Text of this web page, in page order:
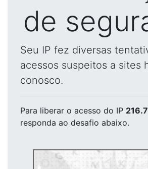
de
Seu IP fez diversas
acessos suspeitos a sites
conosco.
Para liberar o acesso do IP
responda ao desafio abaixo.